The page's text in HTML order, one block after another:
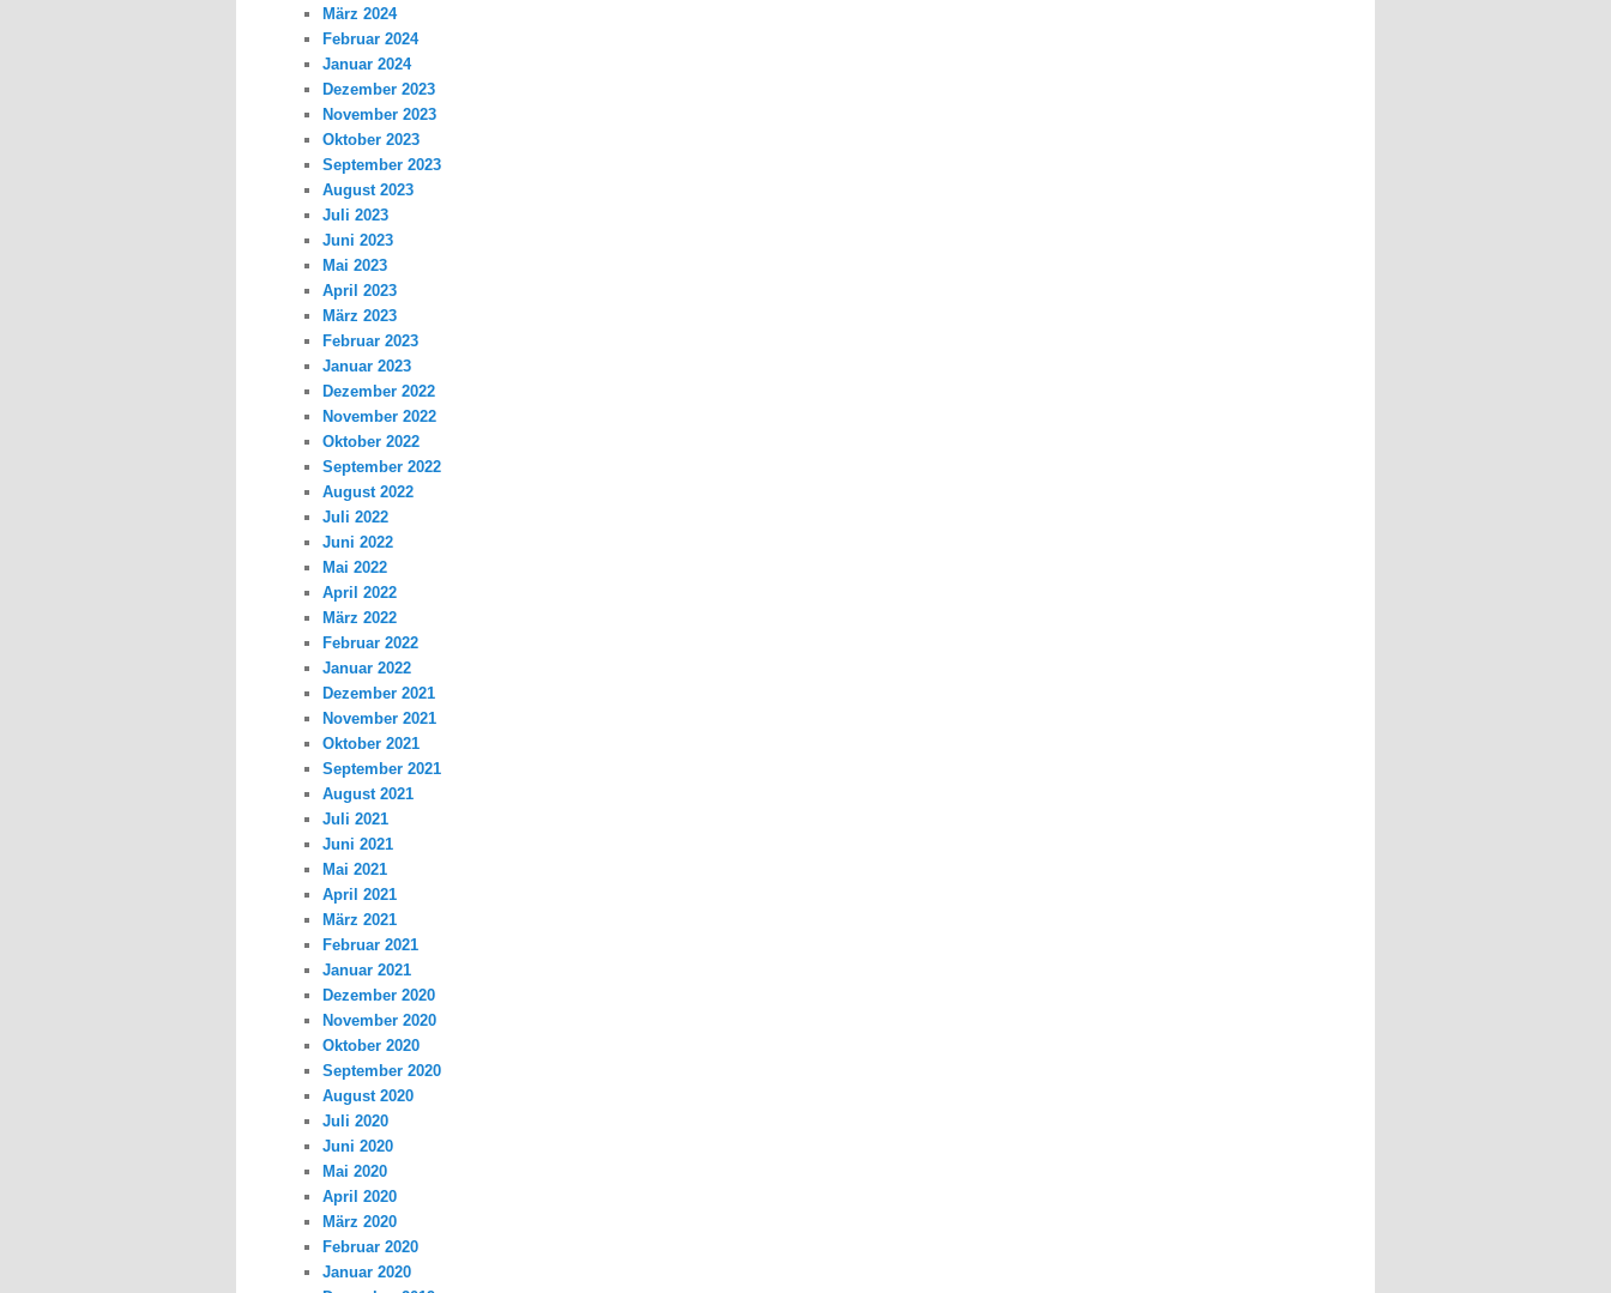
März 2024
Februar 2024
Januar 2024
Dezember 2023
November 2023
Oktober 2023
September 2023
August 2023
Juli 2023
Juni 2023
Mai 2023
April 2023
März 2023
Februar 2023
Januar 2023
Dezember 2022
November 2022
Oktober 2022
September 2022
August 2022
Juli 2022
Juni 2022
Mai 2022
April 2022
März 2022
Februar 2022
Januar 2022
Dezember 2021
November 2021
Oktober 2021
September 2021
August 2021
Juli 2021
Juni 2021
Mai 2021
April 2021
März 2021
Februar 2021
Januar 2021
Dezember 2020
November 2020
Oktober 2020
September 2020
August 2020
Juli 2020
Juni 2020
Mai 2020
April 2020
März 2020
Februar 2020
Januar 2020